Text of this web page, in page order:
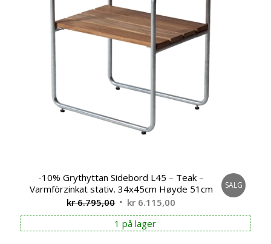
-10% Grythyttan Sidebord L45 – Teak –
Varmförzinkat stativ. 34x45cm Høyde 51cm
kr6.795,00 Opprinnelig
pris
var:
kr 6.115,00
pris
er:
SALG
1 på lager